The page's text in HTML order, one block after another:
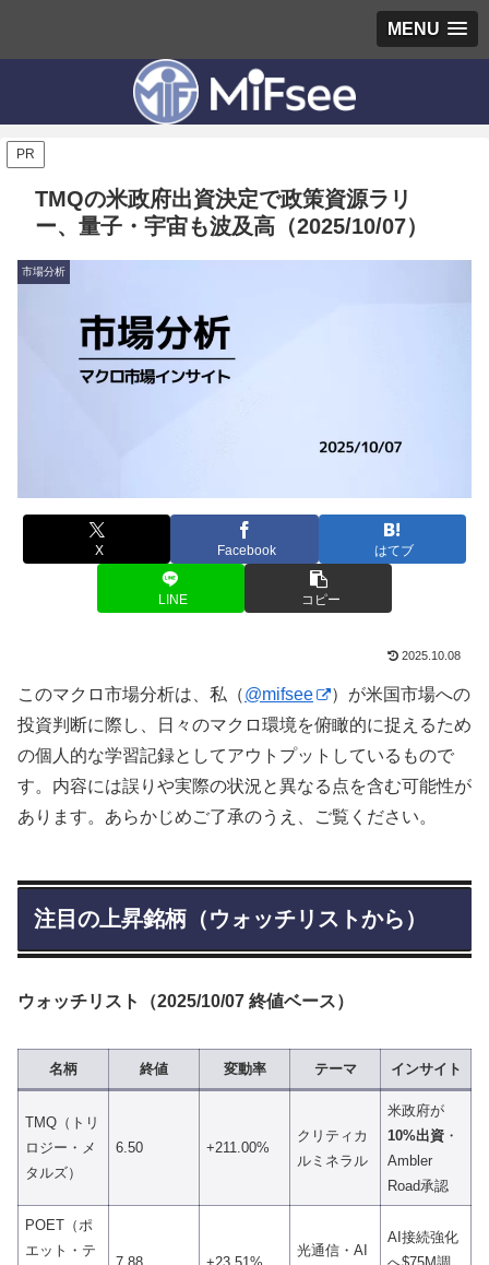
MENU
PR
TMQの米政府出資決定で政策資源ラリ
ー、量子・宇宙も波及高（2025/10/07）
市場分析
X Facebook はてブ
LINE コピー
2025.10.08
このマクロ市場分析は、私（@mifsee
）が米国市場への
投資判断に際し、日々のマクロ環境を俯瞰的に捉えるため
の個人的な学習記録としてアウトプットしているもので
す。内容には誤りや実際の状況と異なる点を含む可能性が
あります。あらかじめご了承のうえ、ご覧ください。
注目の上昇銘柄（ウォッチリストから）
ウォッチリスト（2025/10/07 終値ベース）
名柄 終値 変動率 テーマ インサイト
TMQ（トリ
ロジー・メ
タルズ）
6.50 +211.00%
クリティカ
ルミネラル
米政府が
10%出資 ・
Ambler
Road承認
POET（ポ
エット・テ
光通信・AI
AI接続強化